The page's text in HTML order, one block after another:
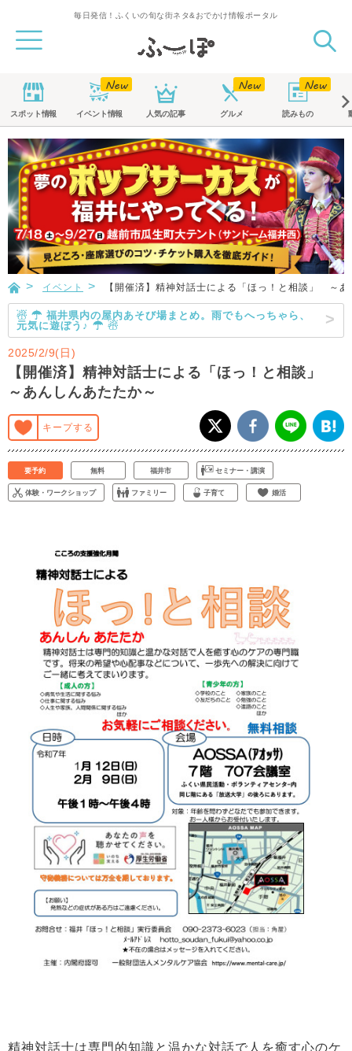
毎日発信！ふくいの旬な街ネタ&おでかけ情報ポータル
スポット情報 イベント情報 人気の記事 グルメ 読みもの
イベント 【開催済】精神対話士による「ほっ！と相談」 ～
☃ ☂ 福井県内の屋内あそび場まとめ。雨でもへっちゃら、
元気に遊ぼう♪ ☂ ☃
2025/2/9(日)
【開催済】精神対話士による「ほっ！と相談」
～あんしんあたたか～
キープする
要予約 無料 福井市 セミナー・講演
体験・ワークショップ ファミリー 子育て 婚活
精神対話士は専門的知識と温かな対話で人を癒す心のケ